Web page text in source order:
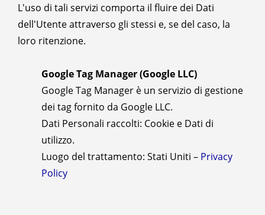
L'uso di tali servizi comporta il fluire dei Dati
dell'Utente attraverso gli stessi e, se del caso, la
loro ritenzione.
Google Tag Manager (Google LLC)
Google Tag Manager è un servizio di gestione
dei tag fornito da Google LLC.
Dati Personali raccolti: Cookie e Dati di
utilizzo.
Luogo del trattamento: Stati Uniti – Privacy
Policy